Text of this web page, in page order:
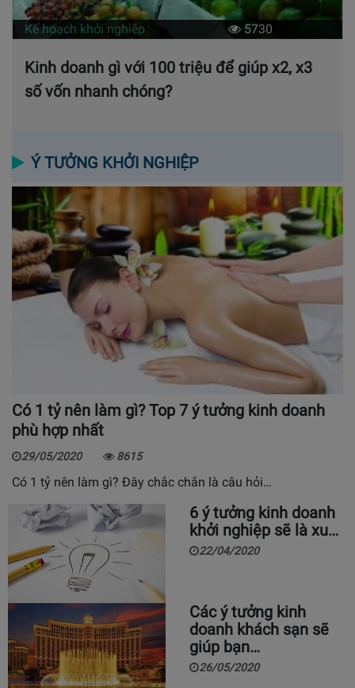
Kế hoạch khởi nghiệp 5730
Kinh doanh gì với 100 triệu để giúp x2, x3
số vốn nhanh chóng?
Ý TƯỞNG KHỞI NGHIỆP
Có 1 tỷ nên làm gì? Top 7 ý tưởng kinh doanh
phù hợp nhất
29/05/2020 8615
Có 1 tỷ nên làm gì? Đây chắc chắn là câu hỏi…
6 ý tưởng kinh doanh
khởi nghiệp sẽ là xu…
22/04/2020
Các ý tưởng kinh
doanh khách sạn sẽ
giúp bạn…
26/05/2020